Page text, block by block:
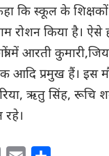
कि स्कूल के
रोशन किया है।
में आरती
आदि प्रमुख हैं।
ऋतु सिंह, रूचि